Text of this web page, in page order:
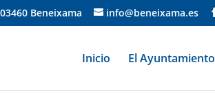
Beneixama info@beneixama.es
Inicio El Ayuntamiento